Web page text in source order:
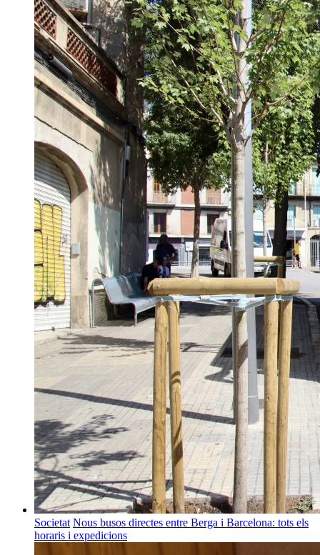
Societat Nous busos directes entre Berga i Barcelona: tots els
horaris i expedicions